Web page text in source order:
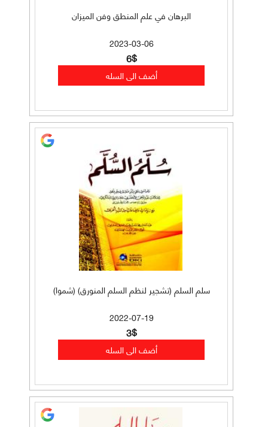
البرهان في علم المنطق وفن الميزان
2023-03-06
6$
سلم السلم (تشجير لنظم السلم المنورق) (شموا)
2022-07-19
3$